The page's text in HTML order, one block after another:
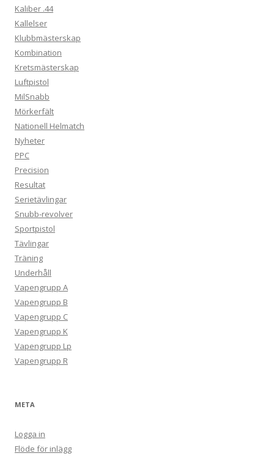
Kaliber .44
Kallelser
Klubbmästerskap
Kombination
Kretsmästerskap
Luftpistol
MilSnabb
Mörkerfält
Nationell Helmatch
Nyheter
PPC
Precision
Resultat
Serietävlingar
Snubb-revolver
Sportpistol
Tävlingar
Träning
Underhåll
Vapengrupp A
Vapengrupp B
Vapengrupp C
Vapengrupp K
Vapengrupp Lp
Vapengrupp R
META
Logga in
Flöde för inlägg